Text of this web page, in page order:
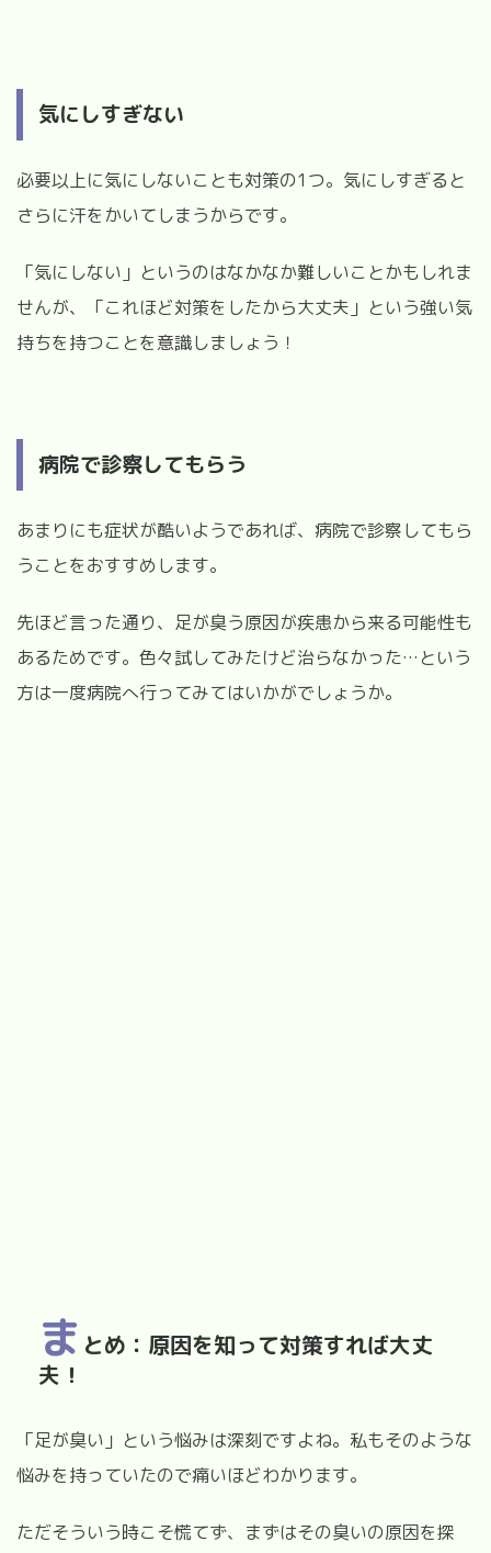
気にしすぎない
必要以上に気にしないことも対策の1つ。 気にしすぎると
さらに汗をかいてしまうからです。
「気にしない」というのはなかなか難しいことかもしれま
せんが、「これほど対策をしたから大丈夫」という強い気
持ちを持つことを意識しましょう！
病院で診察してもらう
あまりにも症状が酷いようであれば、病院で診察してもら
うことをおすすめします。
先ほど言った通り、足が臭う原因が疾患から来る可能性も
あるためです。 色々試してみたけど治らなかった…という
方は一度病院へ行ってみてはいかがでしょうか。
ま とめ：原因を知って対策すれば大丈
夫！
「足が臭い」という悩みは深刻ですよね。私もそのような
悩みを持っていたので痛いほどわかります。
ただそういう時こそ慌てず、まずはその臭いの原因を探